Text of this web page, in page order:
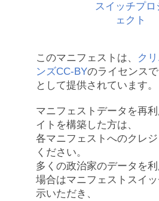
このマニフェストは、
ク
ンズCC-BYのライセンス
として提供されています。
マニフェストデータを再
イトを構築した方は、
各マニフェストへのクレ
ください。
多くの政治家のデータを
場合はマニフェストスイ
示いただき、